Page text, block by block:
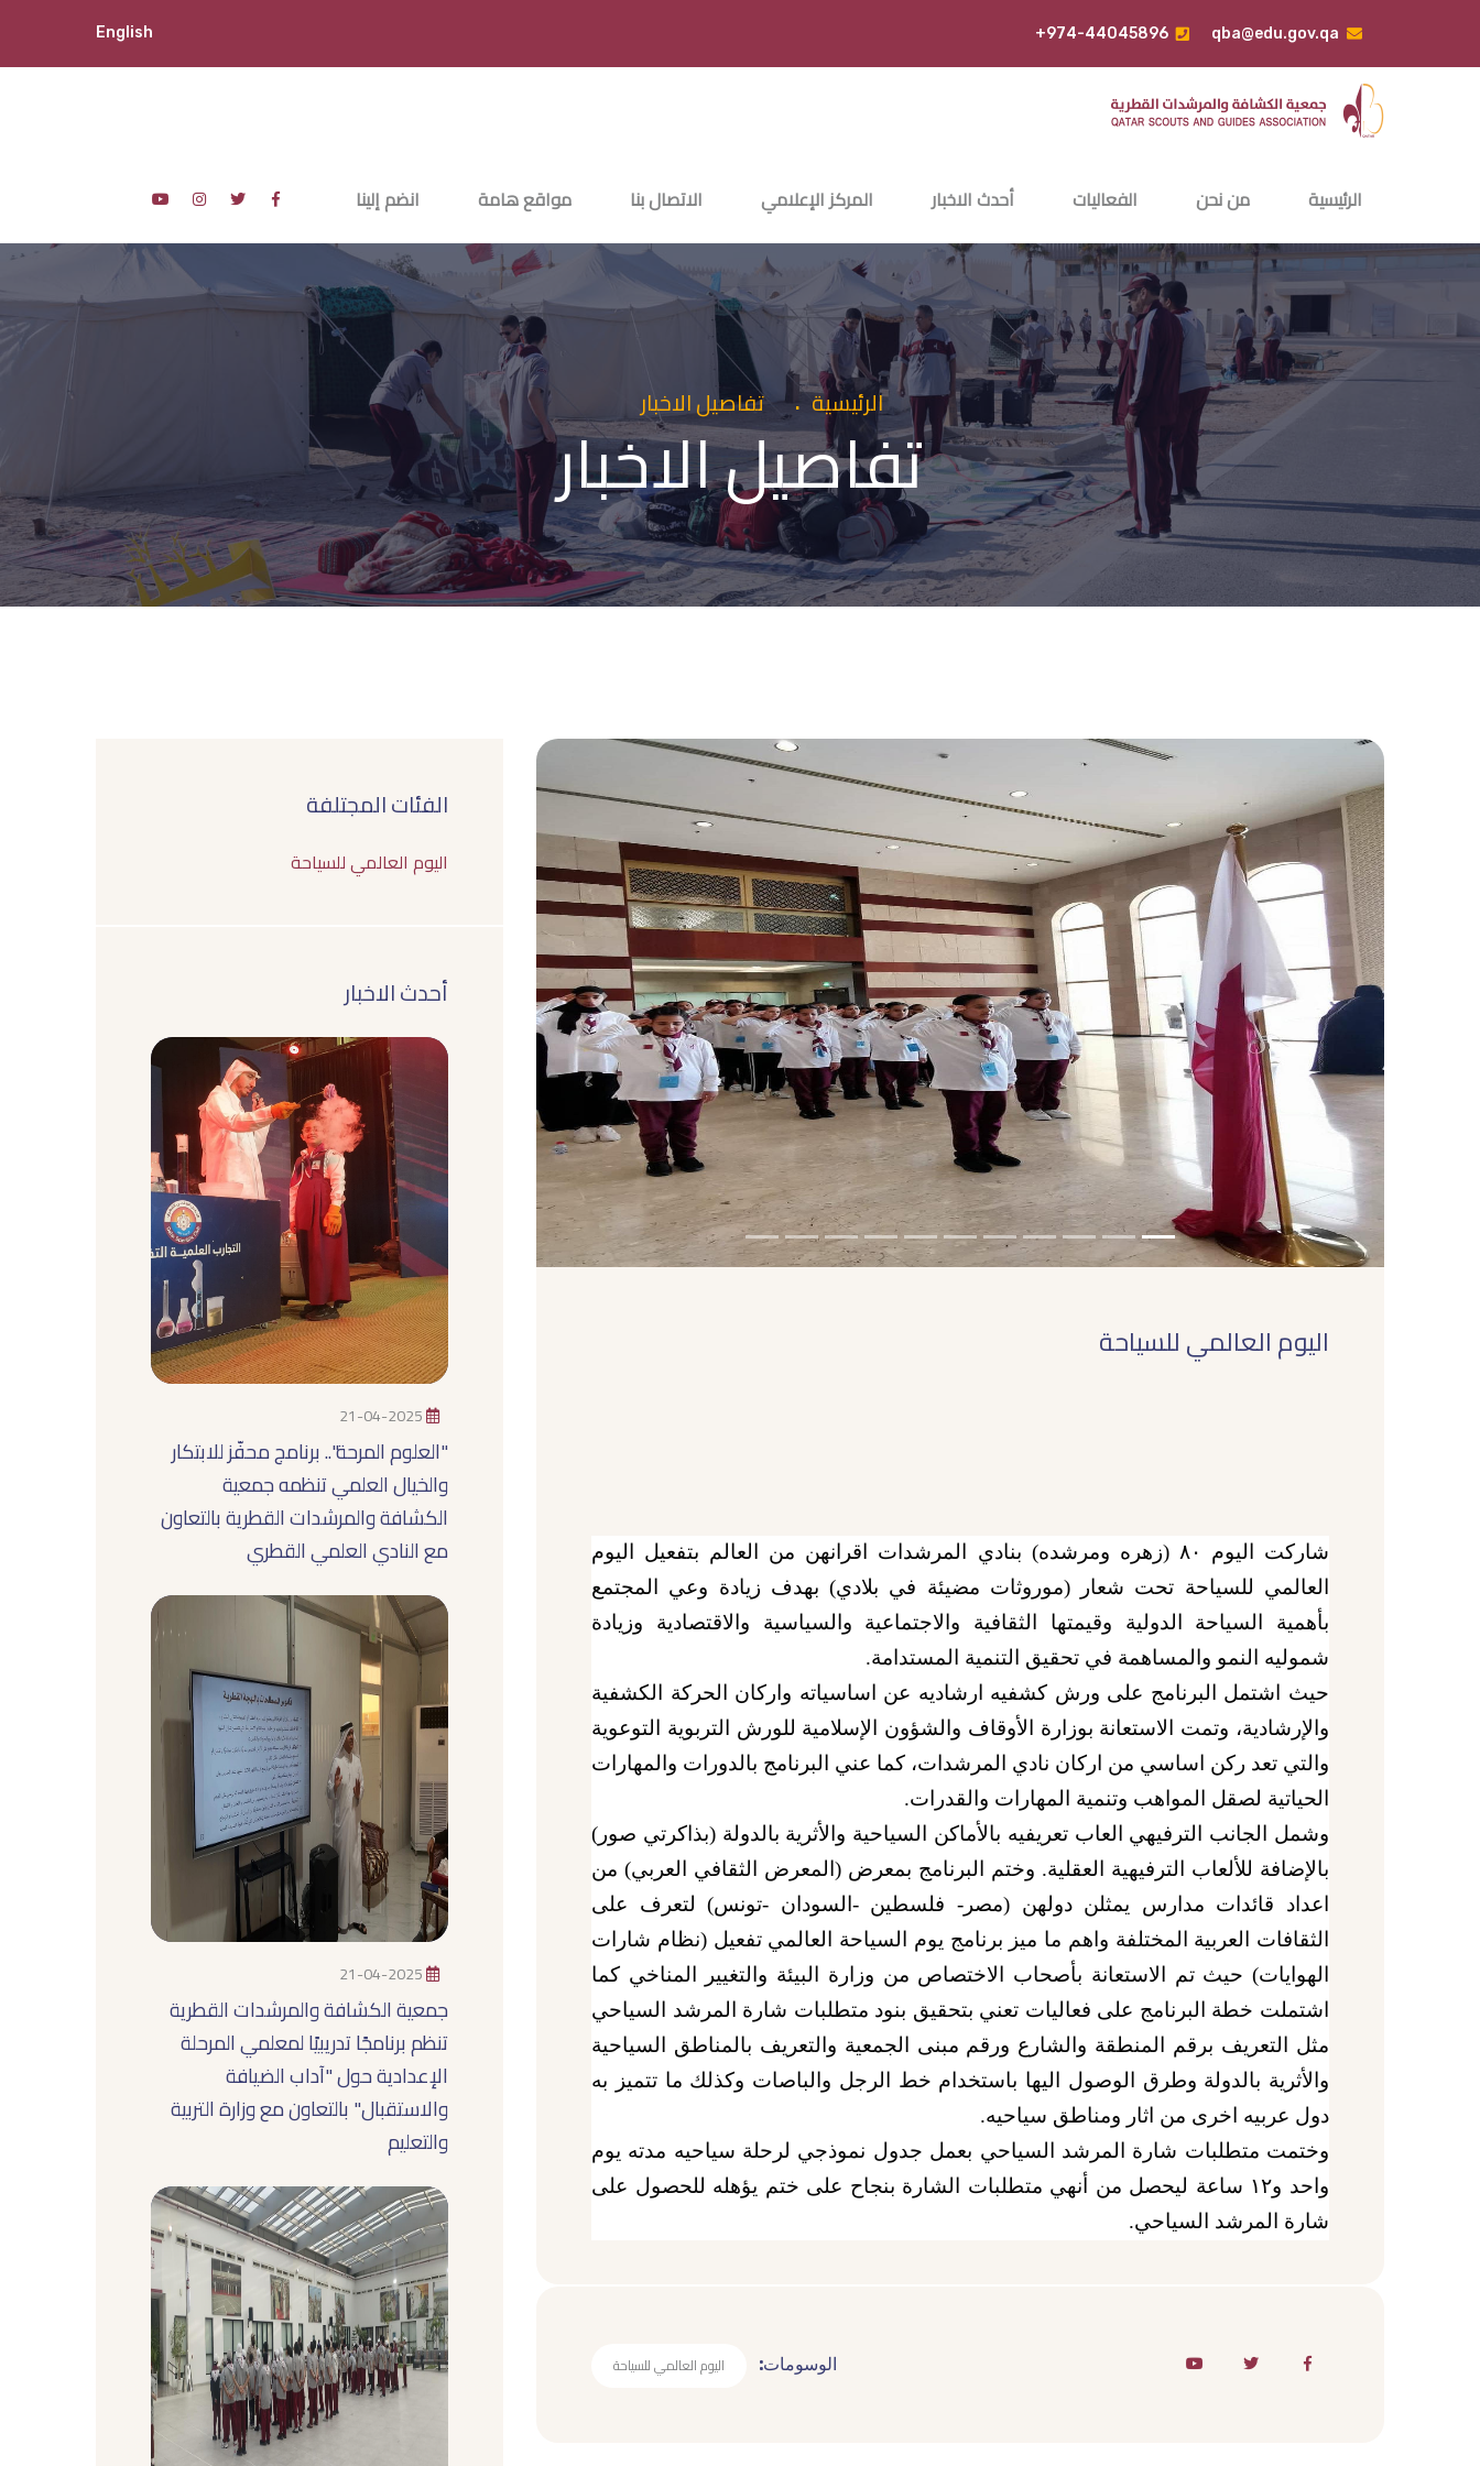
+974-44045896 qba@edu.gov.qa
English
الرئيسية من نحن الفعاليات أحدث الاخبار المركز الإعلامي الاتصال بنا مواقع هامة انضم إلينا
الرئيسية تفاصيل الاخبار
تفاصيل الاخبار
السابق التالى
اليوم العالمي للسياحة
شاركت اليوم ٨٠ (زهره ومرشده) بنادي المرشدات اقرانهن من العالم بتفعيل اليوم
العالمي للسياحة تحت شعار (موروثات مضيئة في بلادي) بهدف زيادة وعي المجتمع
بأهمية السياحة الدولية وقيمتها الثقافية والاجتماعية والسياسية والاقتصادية وزيادة
شموليه النمو والمساهمة في تحقيق التنمية المستدامة.
حيث اشتمل البرنامج على ورش كشفيه ارشاديه عن اساسياته واركان الحركة الكشفية
والإرشادية، وتمت الاستعانة بوزارة الأوقاف والشؤون الإسلامية للورش التربوية التوعوية
والتي تعد ركن اساسي من اركان نادي المرشدات، كما عني البرنامج بالدورات والمهارات
الحياتية لصقل المواهب وتنمية المهارات والقدرات.
وشمل الجانب الترفيهي العاب تعريفيه بالأماكن السياحية والأثرية بالدولة (بذاكرتي صور)
بالإضافة للألعاب الترفيهية العقلية. وختم البرنامج بمعرض (المعرض الثقافي العربي) من
اعداد قائدات مدارس يمثلن دولهن (مصر- فلسطين -السودان -تونس) لتعرف على
الثقافات العربية المختلفة واهم ما ميز برنامج يوم السياحة العالمي تفعيل (نظام شارات
الهوايات) حيث تم الاستعانة بأصحاب الاختصاص من وزارة البيئة والتغيير المناخي كما
اشتملت خطة البرنامج على فعاليات تعني بتحقيق بنود متطلبات شارة المرشد السياحي
مثل التعريف برقم المنطقة والشارع ورقم مبنى الجمعية والتعريف بالمناطق السياحية
والأثرية بالدولة وطرق الوصول اليها باستخدام خط الرجل والباصات وكذلك ما تتميز به
دول عربيه اخرى من اثار ومناطق سياحيه.
وختمت متطلبات شارة المرشد السياحي بعمل جدول نموذجي لرحلة سياحيه مدته يوم
واحد و١٢ ساعة
ليحصل من أنهي متطلبات الشارة بنجاح على ختم يؤهله للحصول على
شارة المرشد السياحي.
الوسومات: اليوم العالمي للسياحة
الفئات المجتلفة
اليوم العالمي للسياحة
أحدث الاخبار
21-04-2025
"العلوم المرحة".. برنامج محفّز للابتكار
والخيال العلمي تنظمه جمعية
الكشافة والمرشدات القطرية بالتعاون
مع النادي العلمي القطري
21-04-2025
جمعية الكشافة والمرشدات القطرية
تنظم برنامجًا تدريبيًا لمعلمي المرحلة
الإعدادية حول "آداب الضيافة
والاستقبال" بالتعاون مع وزارة التربية
والتعليم